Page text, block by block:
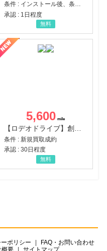
条件 : インストール後、条件達成
承認 : 1日程度
無料
5,600
条件 : 新規買取成約
承認 : 30日程度
無料
ポリシー
FAQ・お問い合わせ
概要 サイトマップ